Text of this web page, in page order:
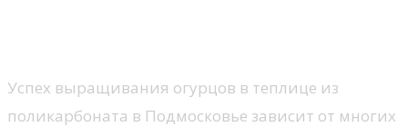
Успех выращивания огурцов в теплице из
поликарбоната в Подмосковье зависит от многих